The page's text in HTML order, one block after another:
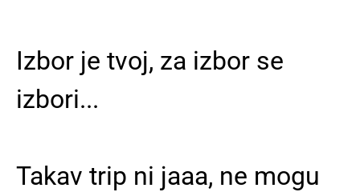
Izbor je tvoj, za izbor se
izbori...
Takav trip ni jaaa, ne mogu